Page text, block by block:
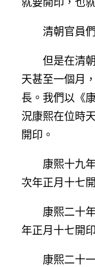
清朝官員
但是在清
天甚至一個月
長。我們以《
況康熙在位時
開印。
康熙十九
次年正月十七
康熙二十
年正月十七開
康熙二十